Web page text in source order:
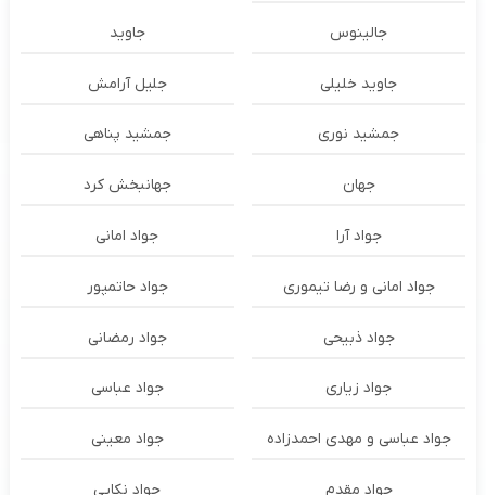
جالینوس جاوید
جاوید خلیلی جلیل آرامش
جمشید نوری جمشید پناهی
جهان جهانبخش کرد
جواد آرا جواد امانی
جواد امانی و رضا تیموری جواد حاتمپور
جواد ذبیحی جواد رمضانی
جواد زیاری جواد عباسی
جواد عباسی و مهدی احمدزاده جواد معینی
جواد مقدم جواد نکایی